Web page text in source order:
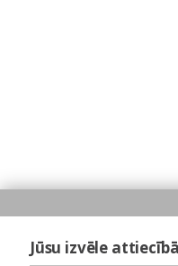
Jūsu izvēle